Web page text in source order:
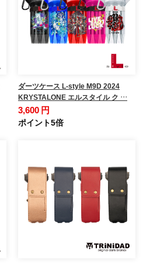
ダーツケース L-style M9D 2024
KRYSTALONE エルスタイル ク …
3,600 円
ポイント5倍